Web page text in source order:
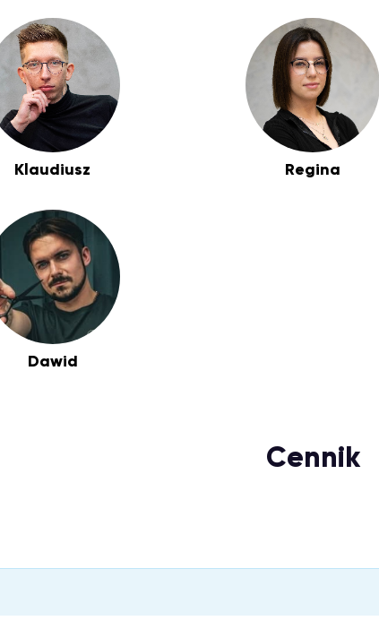
Klaudiusz Regina
Dawid
Cennik